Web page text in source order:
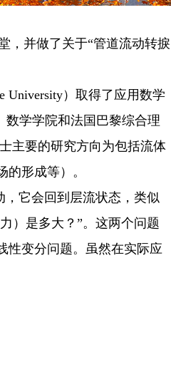
，并做了关于“管道流动转捩
University）取得了应用数学
数学学院和法国巴黎综合理
主要的研究方向为包括流体
形成等）。
它会回到层流状态，类似
）是多大？”。这两个问题
性变分问题。虽然在实际应